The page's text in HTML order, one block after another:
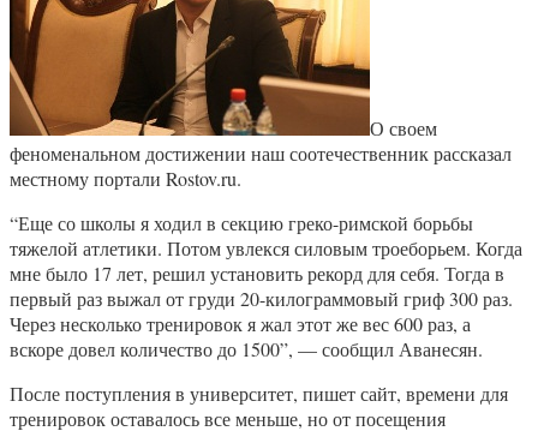
О своем
феноменальном достижении наш соотечественник рассказал
местному портали Rostov.ru.
“Еще со школы я ходил в секцию греко-римской борьбы
тяжелой атлетики. Потом увлекся силовым троеборьем. Когда
мне было 17 лет, решил установить рекорд для себя. Тогда в
первый раз выжал от груди 20-килограммовый гриф 300 раз.
Через несколько тренировок я жал этот же вес 600 раз, а
вскоре довел количество до 1500”, — сообщил Аванесян.
После поступления в университет, пишет сайт, времени для
тренировок оставалось все меньше, но от посещения